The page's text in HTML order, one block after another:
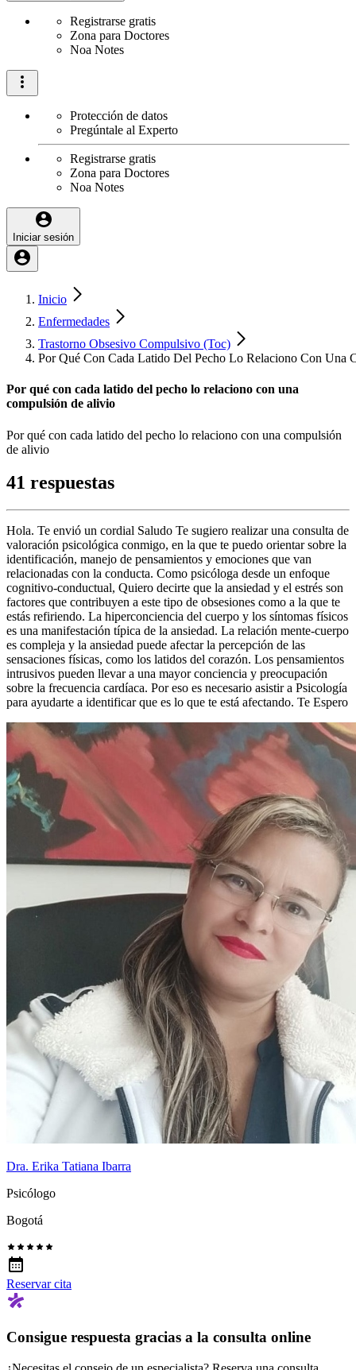
Registrarse gratis
Zona para Doctores
Noa Notes
Protección de datos
Pregúntale al Experto
Registrarse gratis
Zona para Doctores
Noa Notes
Iniciar sesión
Inicio
Enfermedades
Trastorno Obsesivo Compulsivo (Toc)
Por Qué Con Cada Latido Del Pecho Lo Relaciono Con Una
Por qué con cada latido del pecho lo relaciono con una
compulsión de alivio
Por qué con cada latido del pecho lo relaciono con una compulsión
de alivio
41 respuestas
Hola. Te envió un cordial Saludo Te sugiero realizar una consulta de
valoración psicológica conmigo, en la que te puedo orientar sobre la
identificación, manejo de pensamientos y emociones que van
relacionadas con la conducta. Como psicóloga desde un enfoque
cognitivo-conductual, Quiero decirte que la ansiedad y el estrés son
factores que contribuyen a este tipo de obsesiones como a la que te
estás refiriendo. La hiperconciencia del cuerpo y los síntomas físicos
es una manifestación típica de la ansiedad. La relación mente-cuerpo
es compleja y la ansiedad puede afectar la percepción de las
sensaciones físicas, como los latidos del corazón. Los pensamientos
intrusivos pueden llevar a una mayor conciencia y preocupación
sobre la frecuencia cardíaca. Por eso es necesario asistir a Psicología
para ayudarte a identificar que es lo que te está afectando. Te Espero
Dra. Erika Tatiana Ibarra
Psicólogo
Bogotá
Reservar cita
Consigue respuesta gracias a la consulta online